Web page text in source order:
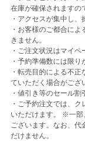
在庫が確保されますの
・アクセスが集中し、
・お客様のご都合に
きません。
・ご注文状況はマイペ
・予約準備数には限
・転売目的による不
ていただく場合がござ
・値引き等のセール割
・ご予約注文では、
いただけます。 ※一部
ございます。なお、代
だけません。